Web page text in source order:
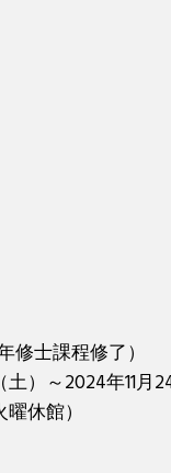
修士課程修了）
）～2024年11月
休館）